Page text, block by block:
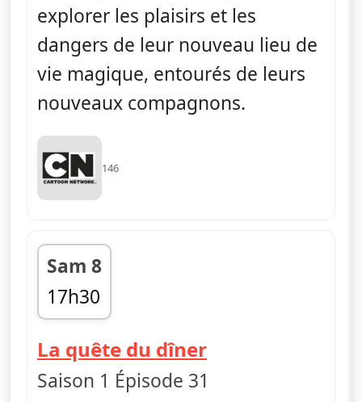
explorer les plaisirs et les
dangers de leur nouveau lieu de
vie magique, entourés de leurs
nouveaux compagnons.
146
Sam 8
17h30
fin 17h45
La quête du dîner— Craig de la
Saison 1 Épisode 31